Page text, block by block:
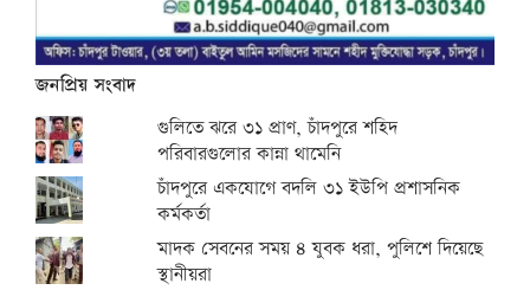
জনপ্রিয় সংবাদ
গুলিতে ঝরে ৩১ প্রাণ, চাঁদপুরে শহিদ
পরিবারগুলোর কান্না থামেনি
চাঁদপুরে একযোগে বদলি ৩১ ইউপি প্রশাসনিক
কর্মকর্তা
মাদক সেবনের সময় ৪ যুবক ধরা, পুলিশে দিয়েছে
স্থানীয়রা